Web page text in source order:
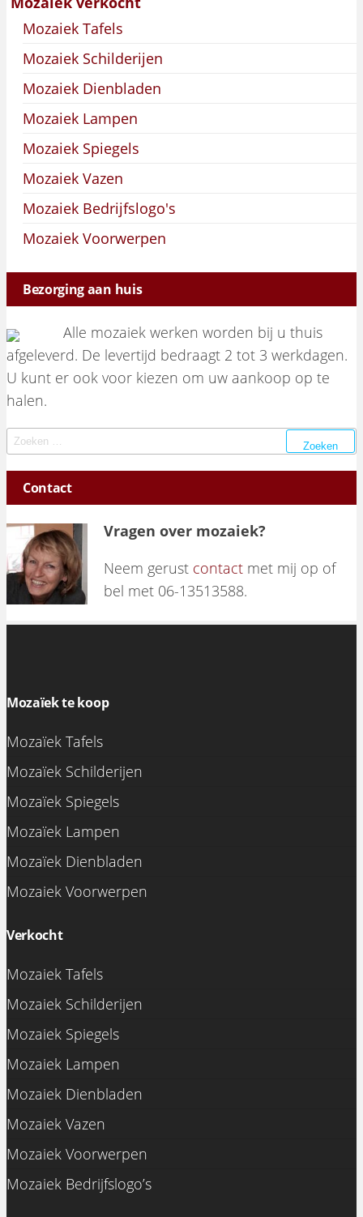
Mozaiek Tafels
Mozaiek Schilderijen
Mozaiek Dienbladen
Mozaiek Lampen
Mozaiek Spiegels
Mozaiek Vazen
Mozaiek Bedrijfslogo's
Mozaiek Voorwerpen
Bezorging aan huis
Alle mozaiek werken worden bij u thuis
afgeleverd. De levertijd bedraagt 2 tot 3 werkdagen.
U kunt er ook voor kiezen om uw aankoop op te
halen.
Zoeken naar:
Contact
Vragen over mozaiek?
Neem gerust contact met mij op of
bel met 06-13513588.
Mozaïek te koop
Mozaïek Tafels
Mozaïek Schilderijen
Mozaïek Spiegels
Mozaïek Lampen
Mozaïek Dienbladen
Mozaiek Voorwerpen
Verkocht
Mozaiek Tafels
Mozaiek Schilderijen
Mozaiek Spiegels
Mozaiek Lampen
Mozaiek Dienbladen
Mozaiek Vazen
Mozaiek Voorwerpen
Mozaiek Bedrijfslogo’s